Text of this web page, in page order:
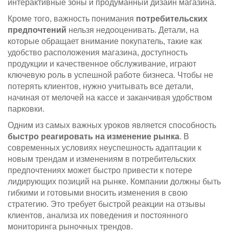
интерактивные зоны и продуманный дизайн магазина.
Кроме того, важность понимания потребительских
предпочтений нельзя недооценивать. Детали, на
которые обращает внимание покупатель, такие как
удобство расположения магазина, доступность
продукции и качественное обслуживание, играют
ключевую роль в успешной работе бизнеса. Чтобы не
потерять клиентов, нужно учитывать все детали,
начиная от мелочей на кассе и заканчивая удобством
парковки.
Одним из самых важных уроков является способность
быстро реагировать на изменение рынка. В
современных условиях неуспешность адаптации к
новым трендам и изменениям в потребительских
предпочтениях может быстро привести к потере
лидирующих позиций на рынке. Компании должны быть
гибкими и готовыми вносить изменения в свою
стратегию. Это требует быстрой реакции на отзывы
клиентов, анализа их поведения и постоянного
мониторинга рыночных трендов.